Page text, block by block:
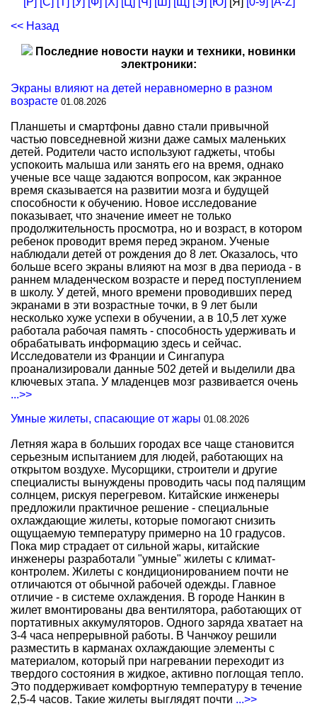
<< Назад
Последние новости науки и техники, новинки
электроники:
Экраны влияют на детей неравномерно в разном
возрасте 01.08.2026
Планшеты и смартфоны давно стали привычной
частью повседневной жизни даже самых маленьких
детей. Родители часто используют гаджеты, чтобы
успокоить малыша или занять его на время, однако
ученые все чаще задаются вопросом, как экранное
время сказывается на развитии мозга и будущей
способности к обучению. Новое исследование
показывает, что значение имеет не только
продолжительность просмотра, но и возраст, в котором
ребенок проводит время перед экраном. Ученые
наблюдали детей от рождения до 8 лет. Оказалось, что
больше всего экраны влияют на мозг в два периода - в
раннем младенческом возрасте и перед поступлением
в школу. У детей, много времени проводивших перед
экранами в эти возрастные точки, в 9 лет были
несколько хуже успехи в обучении, а в 10,5 лет хуже
работала рабочая память - способность удерживать и
обрабатывать информацию здесь и сейчас.
Исследователи из Франции и Сингапура
проанализировали данные 502 детей и выделили два
ключевых этапа. У младенцев мозг развивается очень
...>>
Умные жилеты, спасающие от жары 01.08.2026
Летняя жара в больших городах все чаще становится
серьезным испытанием для людей, работающих на
открытом воздухе. Мусорщики, строители и другие
специалисты вынуждены проводить часы под палящим
солнцем, рискуя перегревом. Китайские инженеры
предложили практичное решение - специальные
охлаждающие жилеты, которые помогают снизить
ощущаемую температуру примерно на 10 градусов.
Пока мир страдает от сильной жары, китайские
инженеры разработали "умные" жилеты с климат-
контролем. Жилеты с кондиционированием почти не
отличаются от обычной рабочей одежды. Главное
отличие - в системе охлаждения. В городе Нанкин в
жилет вмонтированы два вентилятора, работающих от
портативных аккумуляторов. Одного заряда хватает на
3-4 часа непрерывной работы. В Чанчжоу решили
разместить в карманах охлаждающие элементы с
материалом, который при нагревании переходит из
твердого состояния в жидкое, активно поглощая тепло.
Это поддерживает комфортную температуру в течение
2,5-4 часов. Такие жилеты выглядят почти ...>>